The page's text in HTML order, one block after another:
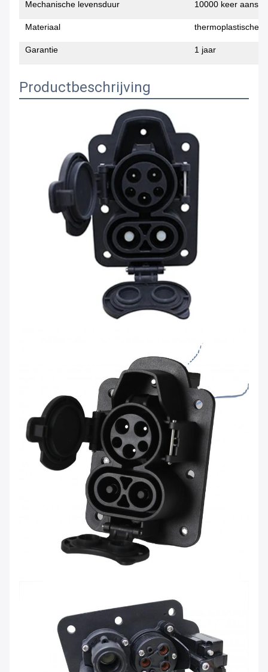
Mechanische levensduur 10000 keer
Materiaal thermoplastische
Garantie 1 jaar
Productbeschrijving